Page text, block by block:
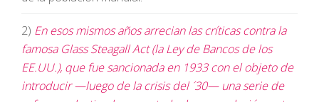
2) En esos mismos años arrecian las críticas contra la
famosa Glass Steagall Act (la Ley de Bancos de los
EE.UU.), que fue sancionada en 1933 con el objeto de
introducir —luego de la crisis del ´30— una serie de